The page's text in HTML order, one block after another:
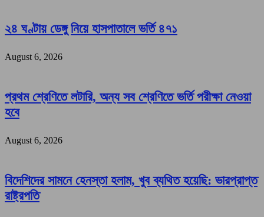
২৪ ঘণ্টায় ডেঙ্গু নিয়ে হাসপাতালে ভর্তি ৪৭১
August 6, 2026
প্রথম শ্রেণিতে লটারি, অন্য সব শ্রেণিতে ভর্তি পরীক্ষা নেওয়া
হবে
August 6, 2026
বিদেশিদের সামনে হেনস্তা হলাম, খুব ব্যথিত হয়েছি: ভারপ্রাপ্ত
রাষ্ট্রপতি